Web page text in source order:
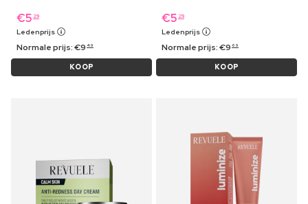
€5 29
Ledenprijs
Normale prijs:€9 49
KOOP
€5 29
Ledenprijs
Normale prijs:€9 69
KOOP